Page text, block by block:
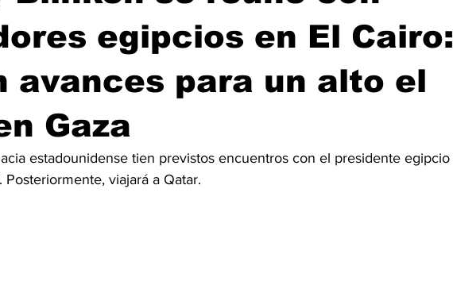
egipcios en El Cairo:
avances para un alto el
Gaza
estadounidense tien previstos encuentros con el presidente egipcio
Posteriormente, viajará a Qatar.